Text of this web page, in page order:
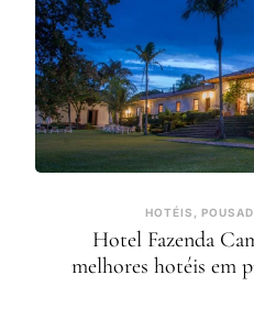
HOTÉIS,
Hotel Fazenda
melhores hotéis em